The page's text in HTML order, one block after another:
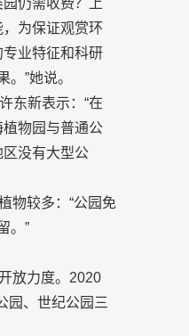
仍需收费？上
为保证观赏环
业特征和科研
”她说。
东新表示：“在
植物园与普通公
没有大型公
物较多：“公园免
。”
放力度。2020
园、世纪公园三